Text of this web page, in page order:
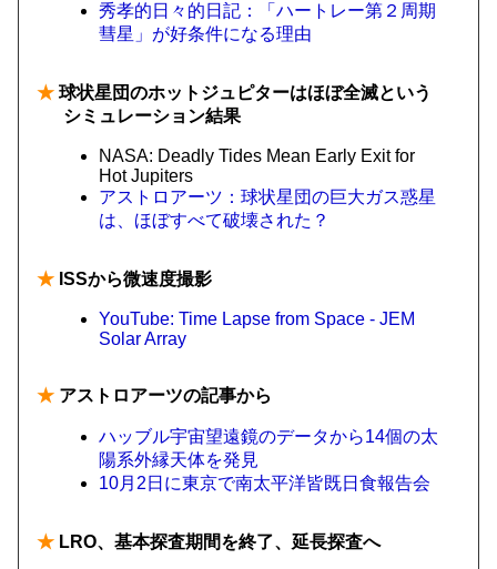
秀孝的日々的日記：「ハートレー第２周期
彗星」が好条件になる理由
★ 球状星団のホットジュピターはほぼ全滅という
シミュレーション結果
NASA: Deadly Tides Mean Early Exit for
Hot Jupiters
アストロアーツ：球状星団の巨大ガス惑星
は、ほぼすべて破壊された？
★ ISSから微速度撮影
YouTube: Time Lapse from Space - JEM
Solar Array
★ アストロアーツの記事から
ハッブル宇宙望遠鏡のデータから14個の太
陽系外縁天体を発見
10月2日に東京で南太平洋皆既日食報告会
★ LRO、基本探査期間を終了、延長探査へ